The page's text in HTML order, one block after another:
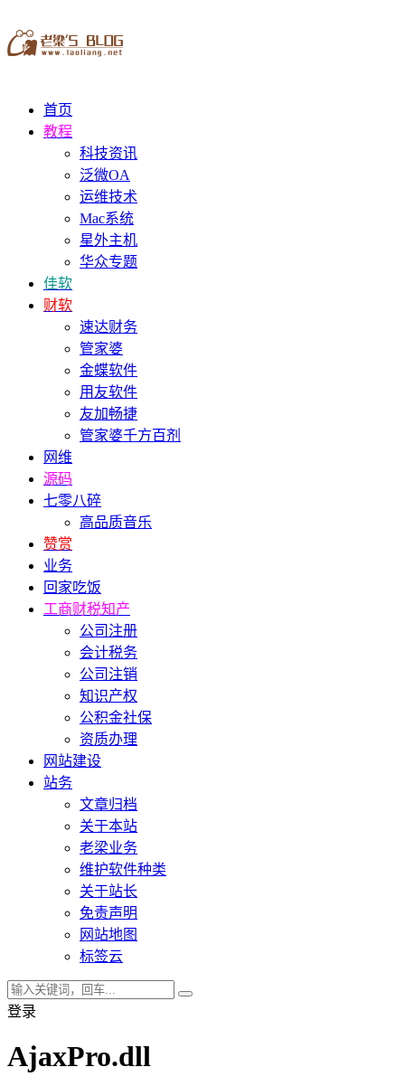
首页
教程
科技资讯
泛微OA
运维技术
Mac系统
星外主机
华众专题
佳软
财软
速达财务
管家婆
金蝶软件
用友软件
友加畅捷
管家婆千方百剂
网维
源码
七零八碎
高品质音乐
赞赏
业务
回家吃饭
工商财税知产
公司注册
会计税务
公司注销
知识产权
公积金社保
资质办理
网站建设
站务
文章归档
关于本站
老梁业务
维护软件种类
关于站长
免责声明
网站地图
标签云
登录
AjaxPro.dll